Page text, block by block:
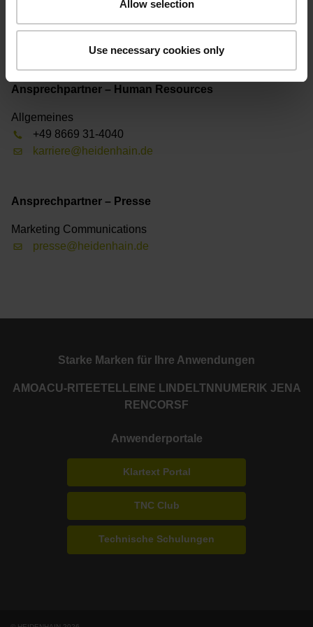
Allow selection
Use necessary cookies only
Professionals / Festanstellung
+49 8669 31-4040
Ansprechpartner – Human Resources
Allgemeines
+49 8669 31-4040
karriere@heidenhain.de
Ansprechpartner – Presse
Marketing Communications
presse@heidenhain.de
Starke Marken für Ihre Anwendungen
AMOACU-RITE ETEL LEINE LINDE LTN NUMERIK JENA
RENCORSF
Anwenderportale
Klartext Portal
TNC Club
Technische Schulungen